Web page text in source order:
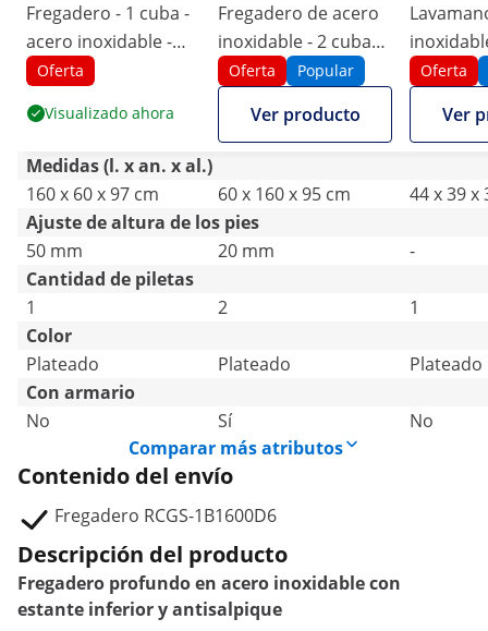
Fregadero - 1 cuba -
acero inoxidable -
160 x 60 cm - Royal
Oferta
Visualizado ahora
Fregadero de acero
inoxidable - 2 cubas -
Royal Catering -
Acero inoxidable -
160 x 60 cm
Oferta Popular
Ver producto
Oferta
Ver
Medidas (l. x an. x al.)
160 x 60 x 97 cm
60 x 160 x 95 cm
44 x 39 x
Ajuste de altura de los pies
50 mm
20 mm
-
Cantidad de piletas
1
2
1
Color
Plateado
Plateado
Plateado
Con armario
No
Sí
No
Comparar más atributos
Contenido del envío
Fregadero RCGS-1B1600D6
Descripción del producto
Fregadero profundo en acero inoxidable con
estante inferior y antisalpique